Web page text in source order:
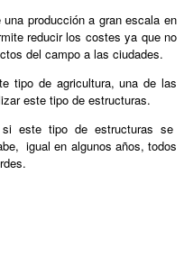
producción a gran escala en
reducir los costes ya que no
del campo a las ciudades.
tipo de agricultura, una de las
este tipo de estructuras.
este tipo de estructuras se
igual en algunos años, todos